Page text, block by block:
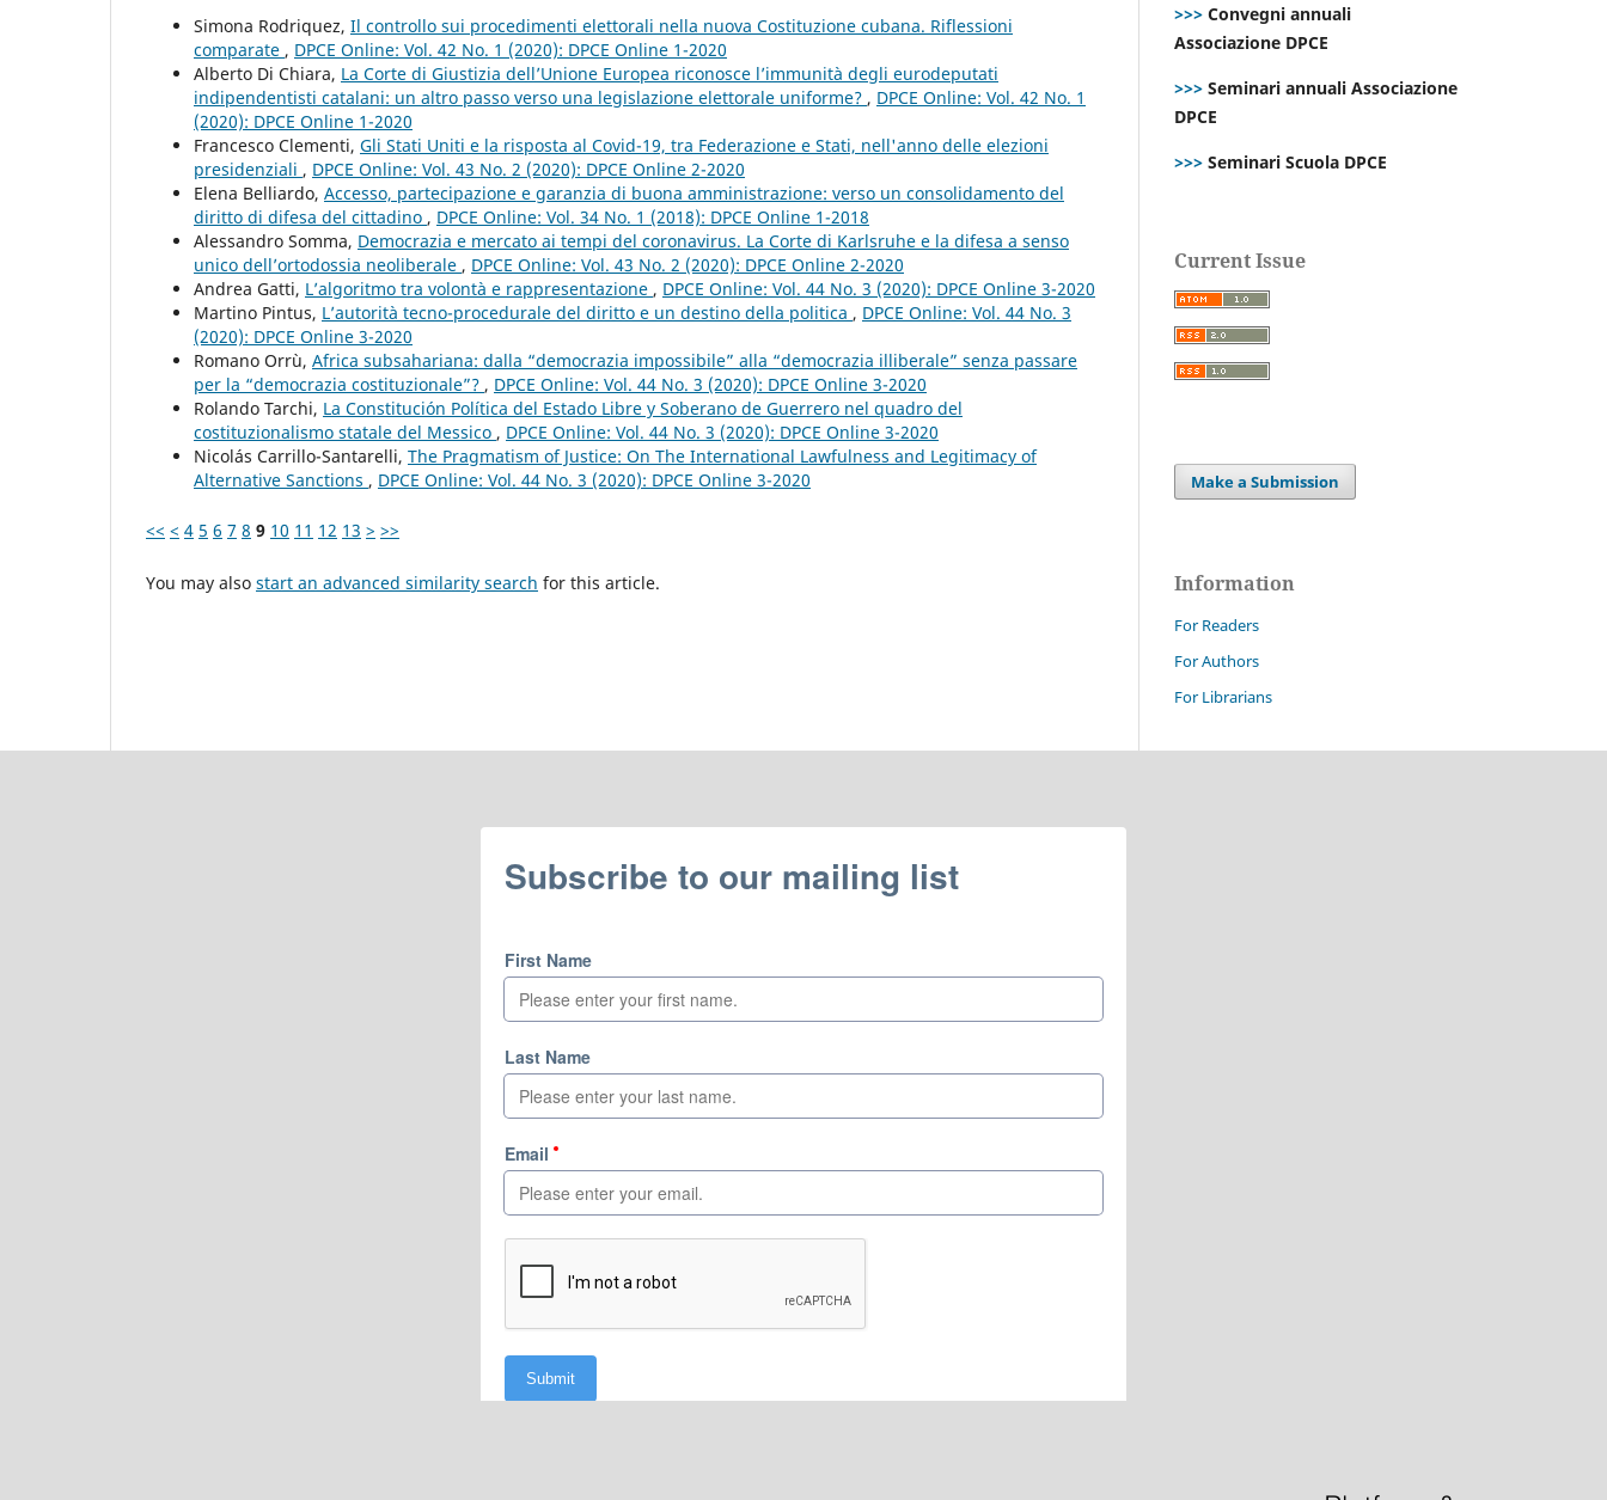
Simona Rodriquez, Il controllo sui procedimenti elettorali nella nuova Costituzione cubana. Riflessioni
comparate , DPCE Online: Vol. 42 No. 1 (2020): DPCE Online 1-2020
Alberto Di Chiara, La Corte di Giustizia dell’Unione Europea riconosce l’immunità degli eurodeputati
indipendentisti catalani: un altro passo verso una legislazione elettorale uniforme? , DPCE Online: Vol. 42 No. 1
(2020): DPCE Online 1-2020
Francesco Clementi, Gli Stati Uniti e la risposta al Covid-19, tra Federazione e Stati, nell'anno delle elezioni
presidenziali , DPCE Online: Vol. 43 No. 2 (2020): DPCE Online 2-2020
Elena Belliardo, Accesso, partecipazione e garanzia di buona amministrazione: verso un consolidamento del
diritto di difesa del cittadino , DPCE Online: Vol. 34 No. 1 (2018): DPCE Online 1-2018
Alessandro Somma, Democrazia e mercato ai tempi del coronavirus. La Corte di Karlsruhe e la difesa a senso
unico dell’ortodossia neoliberale , DPCE Online: Vol. 43 No. 2 (2020): DPCE Online 2-2020
Andrea Gatti, L’algoritmo tra volontà e rappresentazione , DPCE Online: Vol. 44 No. 3 (2020): DPCE Online 3-2020
Martino Pintus, L’autorità tecno-procedurale del diritto e un destino della politica , DPCE Online: Vol. 44 No. 3
(2020): DPCE Online 3-2020
Romano Orrù, Africa subsahariana: dalla “democrazia impossibile” alla “democrazia illiberale” senza passare
per la “democrazia costituzionale”? , DPCE Online: Vol. 44 No. 3 (2020): DPCE Online 3-2020
Rolando Tarchi, La Constitución Política del Estado Libre y Soberano de Guerrero nel quadro del
costituzionalismo statale del Messico , DPCE Online: Vol. 44 No. 3 (2020): DPCE Online 3-2020
Nicolás Carrillo-Santarelli, The Pragmatism of Justice: On The International Lawfulness and Legitimacy of
Alternative Sanctions , DPCE Online: Vol. 44 No. 3 (2020): DPCE Online 3-2020
<< < 4 5 6 7 8 9 10 11 12 13 > >>
You may also start an advanced similarity search for this article.
>>> Convegni annuali
Associazione DPCE
>>> Seminari annuali Associazione
DPCE
>>> Seminari Scuola DPCE
Current Issue
Make a Submission
Information
For Readers
For Authors
For Librarians